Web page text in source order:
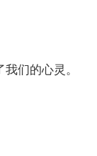
们的心灵。